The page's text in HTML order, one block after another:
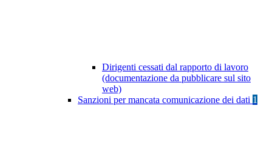
Dirigenti cessati dal rapporto di lavoro
(documentazione da pubblicare sul sito
web)
Sanzioni per mancata comunicazione dei dati 1